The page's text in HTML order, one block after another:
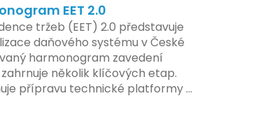
systému.EET 2.0
tržeb (EET) 2.0 představuje
daňového systému v České
harmonogram zavedení
několik klíčových etap.
přípravu technické platformy a